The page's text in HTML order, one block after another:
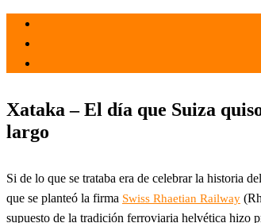
Xataka – El día que Suiza
largo
Si de lo que se trataba era de celebrar la historia
que se planteó la firma Swiss Rhaetian Railway
supuesto de la tradición ferroviaria helvética hizo